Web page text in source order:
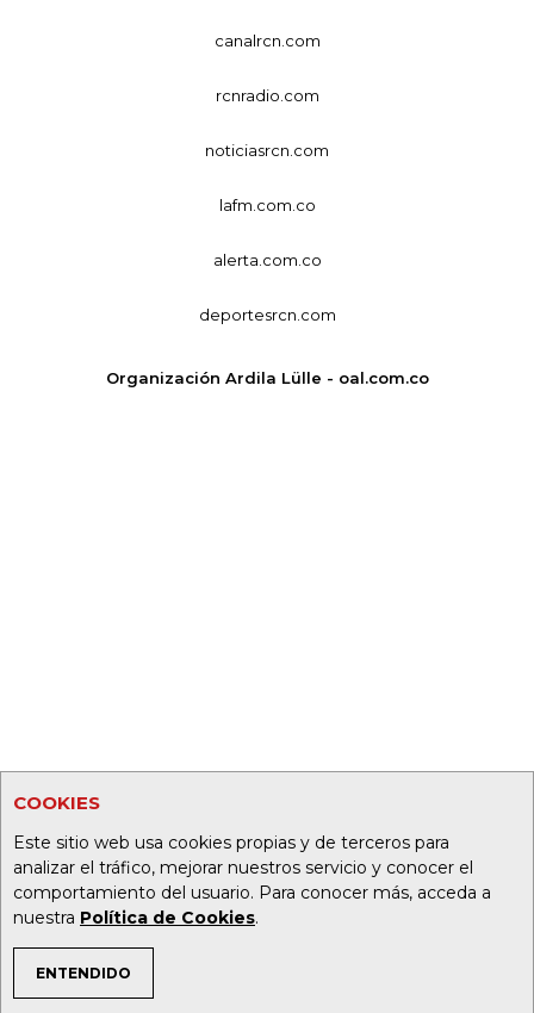
COOKIES
Este sitio web usa cookies propias y de terceros para
analizar el tráfico, mejorar nuestros servicio y conocer el
comportamiento del usuario. Para conocer más, acceda a
nuestra Política de Cookies.
ENTENDIDO
TEMAS DE INTERÉS
canalrcn.com
rcnradio.com
noticiasrcn.com
lafm.com.co
alerta.com.co
deportesrcn.com
Organización Ardila Lülle - oal.com.co